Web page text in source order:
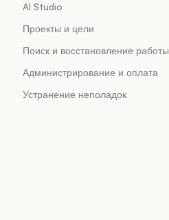
AI Studio
Проекты и цели
Поиск и восстановление работы
Администрирование и оплата
Устранение неполадок